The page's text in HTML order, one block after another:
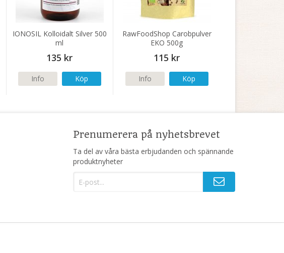
IONOSIL Kolloidalt Silver 500
ml
135 kr
Info Köp
RawFoodShop Carobpulver
EKO 500g
115 kr
Info Köp
Prenumerera på nyhetsbrevet
Ta del av våra bästa erbjudanden och spännande
produktnyheter